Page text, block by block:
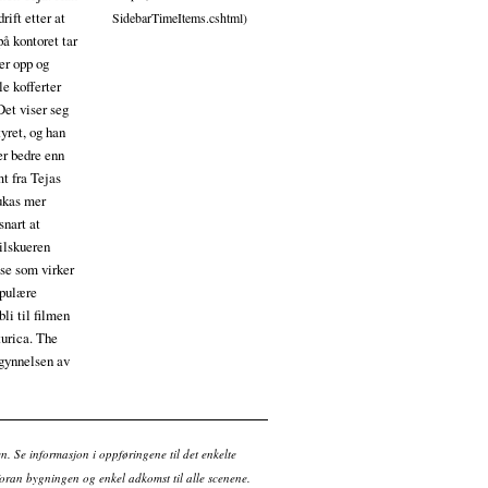
etter at
kontoret tar
opp og
kofferter
viser seg
og han
bedre enn
fra Tejas
mer
at
som virker
bli til filmen
The
av
SidebarTimeItems.cshtml)
Se informasjon i oppføringene til det enkelte
bygningen og enkel adkomst til alle scenene.